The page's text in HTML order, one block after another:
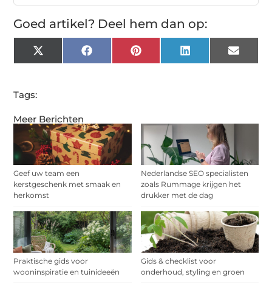
Meer Berichten
Geef uw team een
kerstgeschenk met smaak en
herkomst
Nederlandse SEO specialisten
zoals Rummage krijgen het
drukker met de dag
Praktische gids voor
wooninspiratie en tuinideeën
Gids & checklist voor
onderhoud, styling en groen
Goed artikel? Deel hem dan op:
X
(Twitter)
Facebook Pinterest LinkedIn Email
Tags: